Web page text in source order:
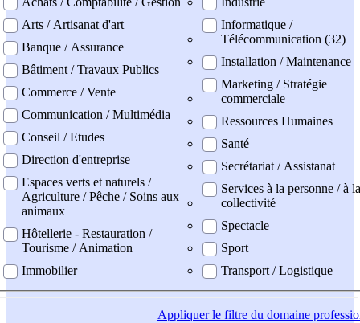
Arts / Artisanat d'art
Banque / Assurance
Bâtiment / Travaux Publics
Commerce / Vente
Communication / Multimédia
Conseil / Etudes
Direction d'entreprise
Espaces verts et naturels /
Agriculture / Pêche / Soins aux
animaux
Hôtellerie - Restauration /
Tourisme / Animation
Immobilier
Informatique /
Télécommunication (32)
Installation / Maintenance
Marketing / Stratégie
commerciale
Ressources Humaines
Santé
Secrétariat / Assistanat
Services à la personne / à la
collectivité
Spectacle
Sport
Transport / Logistique
Appliquerle filtre du domaine